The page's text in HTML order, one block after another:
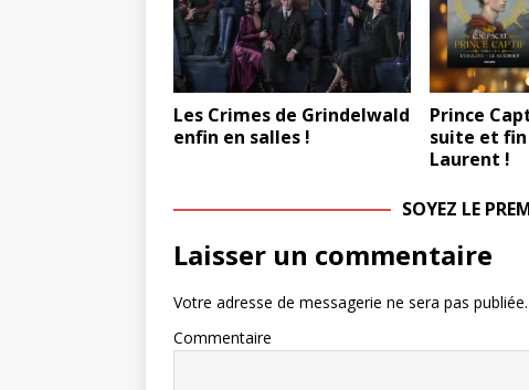
Les Crimes de Grindelwald
enfin en salles !
Prince
suite et
Laurent !
SOYEZ LE
Laisser un commentaire
Votre adresse de messagerie ne sera pas publiée.
Commentaire